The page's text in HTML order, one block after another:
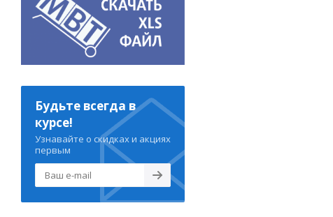
Будьте всегда в
курсе!
Узнавайте о скидках и акциях
первым